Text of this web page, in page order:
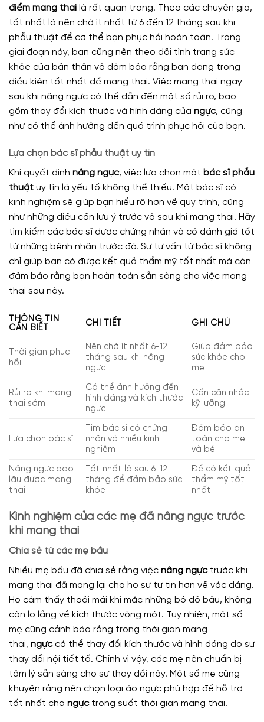
điểm mang thai là rất quan trọng. Theo các chuyên gia,
tốt nhất là nên chờ ít nhất từ 6 đến 12 tháng sau khi
phẫu thuật để cơ thể bạn phục hồi hoàn toàn. Trong
giai đoạn này, bạn cũng nên theo dõi tình trạng sức
khỏe của bản thân và đảm bảo rằng bạn đang trong
điều kiện tốt nhất để mang thai. Việc mang thai ngay
sau khi nâng ngực có thể dẫn đến một số rủi ro, bao
gồm thay đổi kích thước và hình dáng của ngực, cũng
như có thể ảnh hưởng đến quá trình phục hồi của bạn.
Lựa chọn bác sĩ phẫu thuật uy tín
Khi quyết định nâng ngực, việc lựa chọn một bác sĩ phẫu
thuật uy tín là yếu tố không thể thiếu. Một bác sĩ có
kinh nghiệm sẽ giúp bạn hiểu rõ hơn về quy trình, cũng
như những điều cần lưu ý trước và sau khi mang thai. Hãy
tìm kiếm các bác sĩ được chứng nhận và có đánh giá tốt
từ những bệnh nhân trước đó. Sự tư vấn từ bác sĩ không
chỉ giúp bạn có được kết quả thẩm mỹ tốt nhất mà còn
đảm bảo rằng bạn hoàn toàn sẵn sàng cho việc mang
thai sau này.
THÔNG TIN
CẦN BIẾT
CHI TIẾT GHI CHÚ
Thời gian phục
hồi
Nên chờ ít nhất 6-12
tháng sau khi nâng
ngực
Giúp đảm bảo
sức khỏe cho
mẹ
Rủi ro khi mang
thai sớm
Có thể ảnh hưởng đến
hình dáng và kích thước
ngực
Cần cân nhắc
kỹ lưỡng
Lựa chọn bác sĩ
Tìm bác sĩ có chứng
nhận và nhiều kinh
nghiệm
Đảm bảo an
toàn cho mẹ
và bé
Nâng ngực bao
lâu được mang
thai
Tốt nhất là sau 6-12
tháng để đảm bảo sức
khỏe
Để có kết quả
thẩm mỹ tốt
nhất
Kinh nghiệm của các mẹ đã nâng ngực trước
khi mang thai
Chia sẻ từ các mẹ bầu
Nhiều mẹ bầu đã chia sẻ rằng việc nâng ngựctrước khi
mang thai đã mang lại cho họ sự tự tin hơn về vóc dáng.
Họ cảm thấy thoải mái khi mặc những bộ đồ bầu, không
còn lo lắng về kích thước vòng một. Tuy nhiên, một số
mẹ cũng cảnh báo rằng trong thời gian mang
thai, ngựccó thể thay đổi kích thước và hình dáng do sự
thay đổi nội tiết tố. Chính vì vậy, các mẹ nên chuẩn bị
tâm lý sẵn sàng cho sự thay đổi này. Một số mẹ cũng
khuyên rằng nên chọn loại áo ngực phù hợp để hỗ trợ
tốt nhất cho ngựctrong suốt thời gian mang thai.